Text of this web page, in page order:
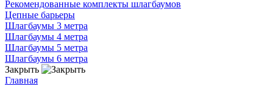
Рекомендованные комплекты шлагбаумов
Цепные барьеры
Шлагбаумы 3 метра
Шлагбаумы 4 метра
Шлагбаумы 5 метра
Шлагбаумы 6 метра
Закрыть
Главная